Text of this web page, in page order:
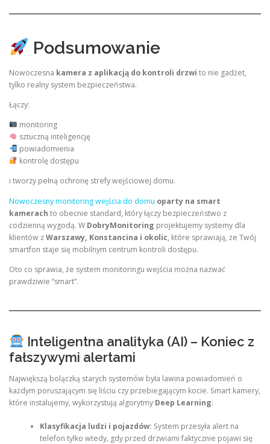
Podsumowanie
Nowoczesna kamera z aplikacją do kontroli drzwi to nie gadżet,
tylko realny system bezpieczeństwa.
Łączy:
monitoring
sztuczną inteligencję
powiadomienia
kontrolę dostępu
i tworzy pełną ochronę strefy wejściowej domu.
Nowoczesny monitoring wejścia do domu oparty na smart
kamerach to obecnie standard, który łączy bezpieczeństwo z
codzienną wygodą. W DobryMonitoring projektujemy systemy dla
klientów zWarszawy, Konstancina i okolic, które sprawiają, że Twój
smartfon staje się mobilnym centrum kontroli dostępu.
Oto co sprawia, że system monitoringu wejścia można nazwać
prawdziwie “smart”.
Inteligentna analityka (AI) – Koniec z
fałszywymi alertami
Największą bolączką starych systemów była lawina powiadomień o
każdym poruszającym się liściu czy przebiegającym kocie. Smart kamery,
które instalujemy, wykorzystują algorytmy Deep Learning:
Klasyfikacja ludzi i pojazdów: System przesyła alert na
telefon tylko wtedy, gdy przed drzwiami faktycznie pojawi się